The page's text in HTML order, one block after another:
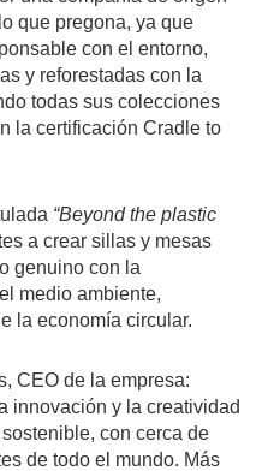
que pregona, ya que
con el entorno,
y reforestadas con la
todas sus colecciones
la certificación Cradle to
“Beyond the plastic
a crear sillas y mesas
genuino con la
medio ambiente,
la economía circular.
CEO de la empresa:
innovación y la creatividad
con cerca de
de todo el mundo. Más